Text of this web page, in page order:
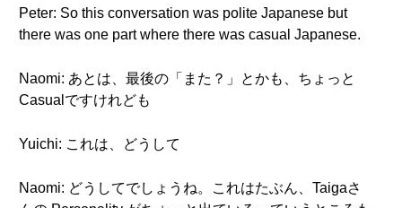
Peter: So this conversation was polite Japanese but
there was one part where there was casual Japanese.
Naomi: あとは、最後の「また？」とかも、ちょっと
Casualですけれども
Yuichi: これは、どうして
Naomi: どうしてでしょうね。これはたぶん、Taigaさ